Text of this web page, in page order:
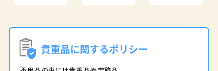
貴重品に関するポリシー